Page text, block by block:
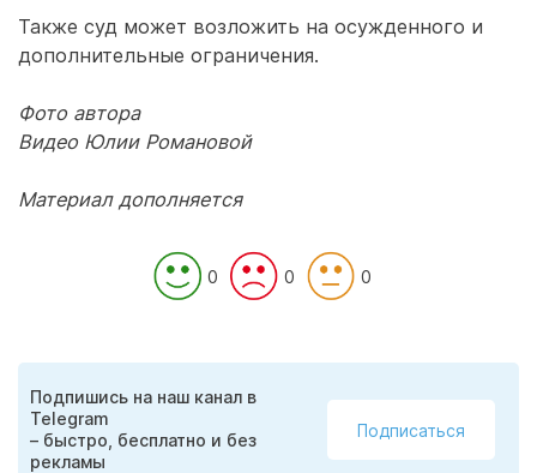
Также суд может возложить на осужденного и
дополнительные ограничения.
Фото автора
Видео Юлии Романовой
Материал дополняется
0 0 0
Подпишись на наш канал в
Telegram
– быстро, бесплатно и без
рекламы
Подписаться